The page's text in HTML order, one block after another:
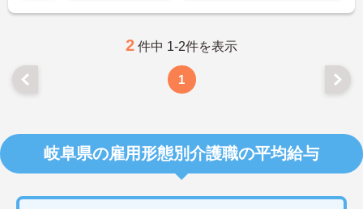
さい！
2 件中 1-2件を表示
1
岐阜県の雇用形態別介護職の平均給与